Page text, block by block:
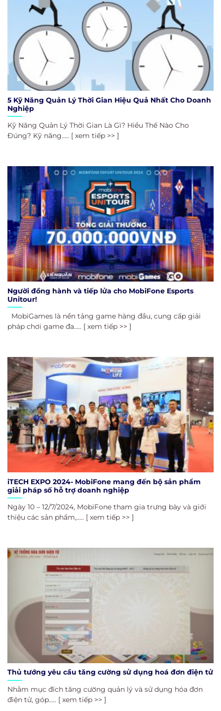
5 Kỹ Năng Quản Lý Thời Gian Hiệu Quả Nhất Cho Doanh
Nghiệp
Kỹ Năng Quản Lý Thời Gian Là Gì? Hiểu Thế Nào Cho
Đúng? Kỹ năng..... [ xem tiếp >> ]
Người đồng hành và tiếp lửa cho MobiFone Esports
Unitour!
MobiGames là nền tảng game hàng đầu, cung cấp giải
pháp chơi game đa..... [ xem tiếp >> ]
iTECH EXPO 2024- MobiFone mang đến bộ sản phẩm
giải pháp số hỗ trợ doanh nghiệp
Ngày 10 – 12/7/2024, MobiFone tham gia trưng bày và giới
thiệu các sản phẩm,..... [ xem tiếp >> ]
Thủ tướng yêu cầu tăng cường sử dụng hoá đơn điện tử
Nhằm mục đích tăng cường quản lý và sử dụng hóa đơn
điện tử, góp..... [ xem tiếp >> ]